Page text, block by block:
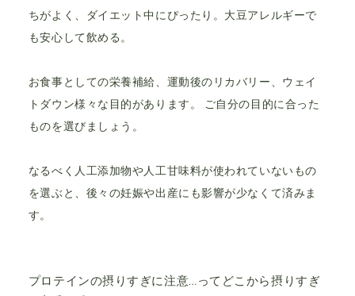
ちがよく、ダイエット中にぴったり。大豆アレルギーで
も安心して飲める。
お食事としての栄養補給、運動後のリカバリー、ウェイ
トダウン様々な目的があります。 ご自分の目的に合った
ものを選びましょう。
なるべく人工添加物や人工甘味料が使われていないもの
を選ぶと、後々の妊娠や出産にも影響が少なくて済みま
す。
プロテインの摂りすぎに注意…ってどこから摂りすぎ